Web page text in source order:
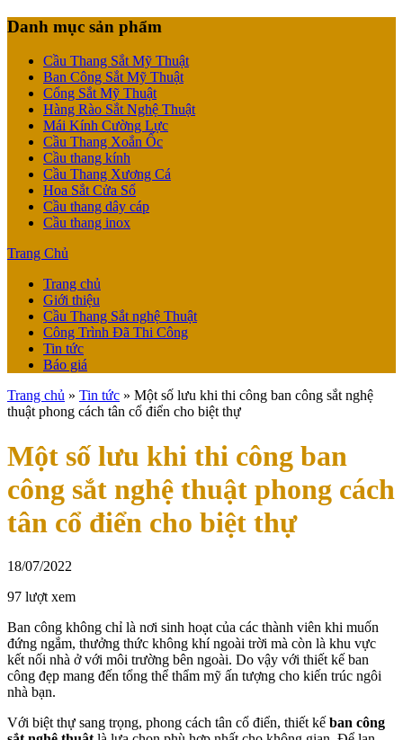
Danh mục sản phẩm
Cầu Thang Sắt Mỹ Thuật
Ban Công Sắt Mỹ Thuật
Cổng Sắt Mỹ Thuật
Hàng Rào Sắt Nghệ Thuật
Mái Kính Cường Lực
Cầu Thang Xoắn Ốc
Cầu thang kính
Cầu Thang Xương Cá
Hoa Sắt Cửa Sổ
Cầu thang dây cáp
Cầu thang inox
Trang Chủ
Trang chủ
Giới thiệu
Cầu Thang Sắt nghệ Thuật
Công Trình Đã Thi Công
Tin tức
Báo giá
Trang chủ » Tin tức » Một số lưu khi thi công ban công sắt nghệ
thuật phong cách tân cổ điển cho biệt thự
Một số lưu khi thi công ban
công sắt nghệ thuật phong cách
tân cổ điển cho biệt thự
18/07/2022
97 lượt xem
Ban công không chỉ là nơi sinh hoạt của các thành viên khi muốn
đứng ngắm, thưởng thức không khí ngoài trời mà còn là khu vực
kết nối nhà ở với môi trường bên ngoài. Do vậy với thiết kế ban
công đẹp mang đến tổng thể thẩm mỹ ấn tượng cho kiến trúc ngôi
nhà bạn.
Với biệt thự sang trọng, phong cách tân cổ điển, thiết kế ban công